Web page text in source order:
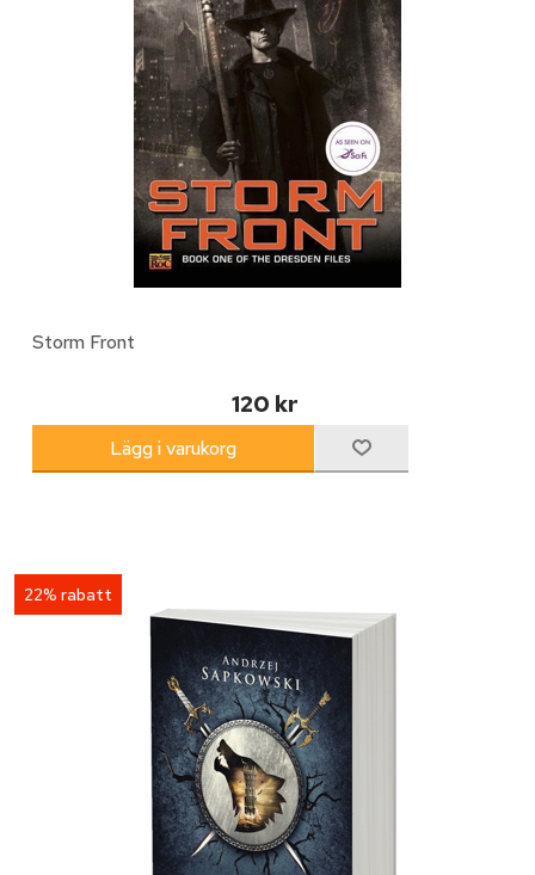
Storm Front
120 kr
22% rabatt